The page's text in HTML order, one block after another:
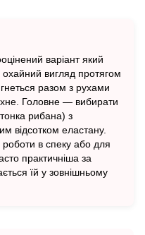
варіант який
охайний вигляд протягом
разом з рухами
Головне — вибирати
рибана) з
відсотком еластану.
роботи в спеку або для
практичніша за
їй у зовнішньому